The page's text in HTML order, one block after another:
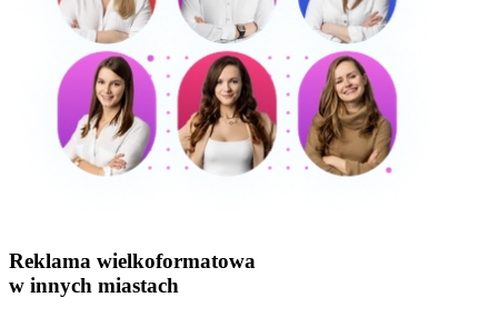
Reklama wielkoformatowa
w innych miastach